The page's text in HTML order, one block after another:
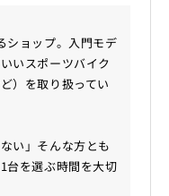
ショップ。入門モデ
いスポーツバイク
）を取り扱ってい
い」そんな方とも
台を選ぶ時間を大切